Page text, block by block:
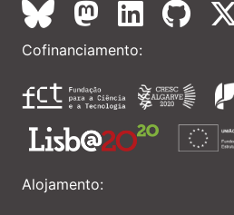
Cofinanciamento:
Alojamento: